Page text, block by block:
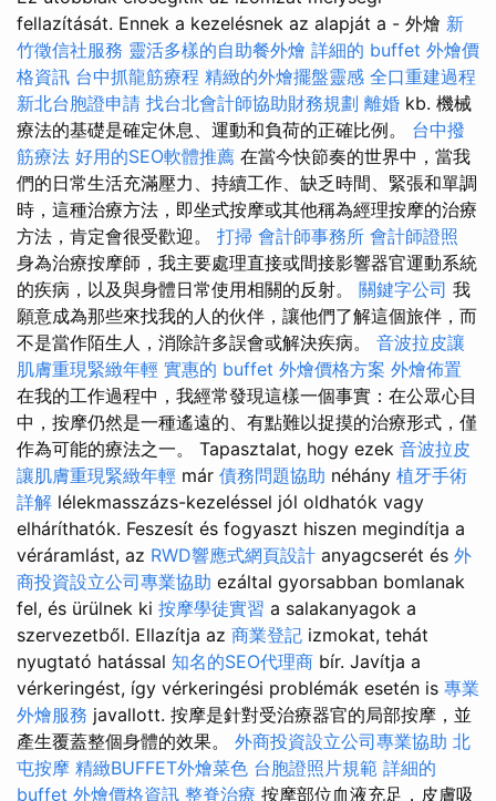
fellazítását. Ennek a kezelésnek az alapját a - 外燴 新
竹徵信社服務 靈活多樣的自助餐外燴 詳細的 buffet 外燴價
格資訊 台中抓龍筋療程 精緻的外燴擺盤靈感 全口重建過程
新北台胞證申請 找台北會計師協助財務規劃 離婚 kb. 機械
療法的基礎是確定休息、運動和負荷的正確比例。 台中撥
筋療法 好用的SEO軟體推薦 在當今快節奏的世界中，當我
們的日常生活充滿壓力、持續工作、缺乏時間、緊張和單調
時，這種治療方法，即坐式按摩或其他稱為經理按摩的治療
方法，肯定會很受歡迎。 打掃 會計師事務所 會計師證照
身為治療按摩師，我主要處理直接或間接影響器官運動系統
的疾病，以及與身體日常使用相關的反射。 關鍵字公司 我
願意成為那些來找我的人的伙伴，讓他們了解這個旅伴，而
不是當作陌生人，消除許多誤會或解決疾病。 音波拉皮讓
肌膚重現緊緻年輕 實惠的 buffet 外燴價格方案 外燴佈置
在我的工作過程中，我經常發現這樣一個事實：在公眾心目
中，按摩仍然是一種遙遠的、有點難以捉摸的治療形式，僅
作為可能的療法之一。 Tapasztalat, hogy ezek 音波拉皮
讓肌膚重現緊緻年輕 már 債務問題協助 néhány 植牙手術
詳解 lélekmasszázs-kezeléssel jól oldhatók vagy
elháríthatók. Feszesít és fogyaszt hiszen megindítja a
véráramlást, az RWD響應式網頁設計 anyagcserét és 外
商投資設立公司專業協助 ezáltal gyorsabban bomlanak
fel, és ürülnek ki 按摩學徒實習 a salakanyagok a
szervezetből. Ellazítja az 商業登記 izmokat, tehát
nyugtató hatással 知名的SEO代理商 bír. Javítja a
vérkeringést, így vérkeringési problémák esetén is 專業
外燴服務 javallott. 按摩是針對受治療器官的局部按摩，並
產生覆蓋整個身體的效果。 外商投資設立公司專業協助 北
屯按摩 精緻BUFFET外燴菜色 台胞證照片規範 詳細的
buffet 外燴價格資訊 整脊治療 按摩部位血液充足，皮膚吸